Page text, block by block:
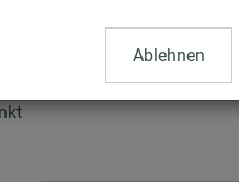
Ablehnen